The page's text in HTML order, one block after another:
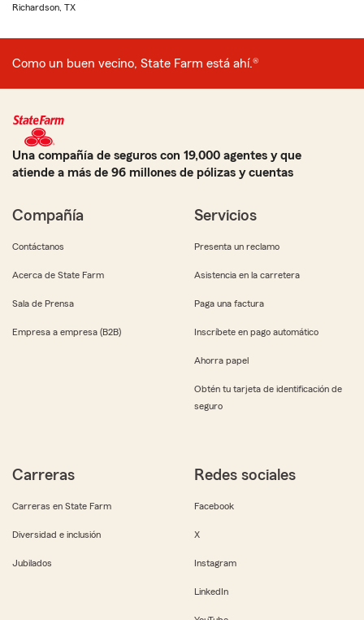
Richardson, TX
Como un buen vecino, State Farm está ahí.®
Una compañía de seguros con 19,000 agentes y que
atiende a más de 96 millones de pólizas y cuentas
Compañía
Contáctanos
Acerca de State Farm
Sala de Prensa
Empresa a empresa (B2B)
Servicios
Presenta un reclamo
Asistencia en la carretera
Paga una factura
Inscríbete en pago automático
Ahorra papel
Obtén tu tarjeta de identificación de
seguro
Carreras
Carreras en State Farm
Diversidad e inclusión
Jubilados
Redes sociales
Facebook
X
Instagram
LinkedIn